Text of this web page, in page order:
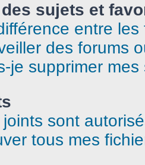
sujets et
entre
des forums
je supprimer
sont
tous mes